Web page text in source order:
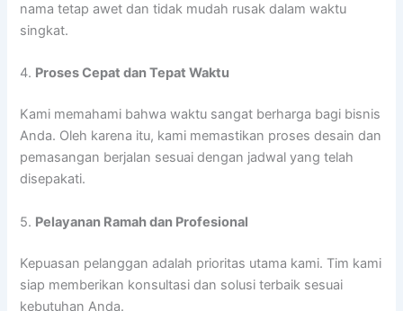
nama tetap awet dan tidak mudah rusak dalam waktu
singkat.
4. Proses Cepat dan Tepat Waktu
Kami memahami bahwa waktu sangat berharga bagi bisnis
Anda. Oleh karena itu, kami memastikan proses desain dan
pemasangan berjalan sesuai dengan jadwal yang telah
disepakati.
5. Pelayanan Ramah dan Profesional
Kepuasan pelanggan adalah prioritas utama kami. Tim kami
siap memberikan konsultasi dan solusi terbaik sesuai
kebutuhan Anda.